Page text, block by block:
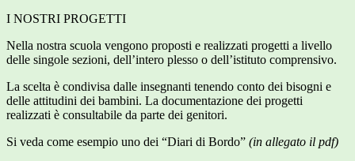
I NOSTRI PROGETTI
Nella nostra scuola vengono proposti e realizzati progetti a livello
delle singole sezioni, dell’intero plesso o dell’istituto comprensivo.
La scelta è condivisa dalle insegnanti tenendo conto dei bisogni e
delle attitudini dei bambini. La documentazione dei progetti
realizzati è consultabile da parte dei genitori.
Si veda come esempio uno dei “Diari di Bordo” (in allegato il pdf)